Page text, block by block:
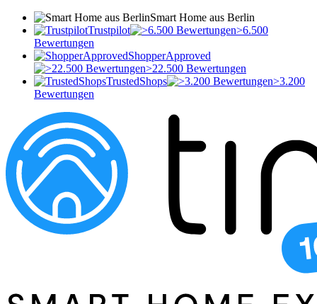
Smart Home aus Berlin
Trustpilot
>6.500
Bewertungen
ShopperApproved
>22.500 Bewertungen
TrustedShops
>3.200
Bewertungen